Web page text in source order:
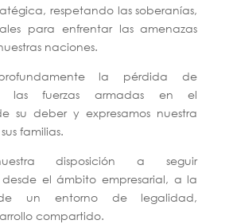
respetando las soberanías,
para enfrentar las amenazas
naciones.
profundamente la pérdida de
las fuerzas armadas en el
su deber y expresamos nuestra
familias.
disposición a seguir
el ámbito empresarial, a la
de un entorno de legalidad,
compartido.